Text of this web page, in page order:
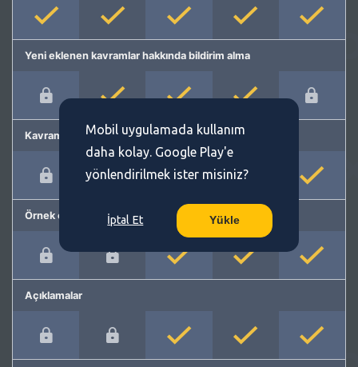
Yeni eklenen kavramlar hakkında bildirim alma
Kavram önerme
Örnek cümleler
Açıklamalar
Mobil uygulamada kullanım
daha kolay. Google Play'e
yönlendirilmek ister misiniz?
İptal Et Yükle